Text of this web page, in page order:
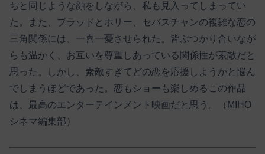
ちと同じような顔をしながら、私も見入ってしまってい
た。また、ブラッドとホリー、セバスチャンの複雑な恋の
三角関係には、一喜一憂させられた。皆ぶつかり合いなが
らも温かく、お互いを尊重しあっている関係性が素敵だと
思った。しかし、素敵すぎてどの恋を応援しようかと悩ん
でしまうほどであった。恋もショーも楽しめるこの作品
は、最高のエンターテインメント映画だと思う。（MIHO
シネマ編集部）